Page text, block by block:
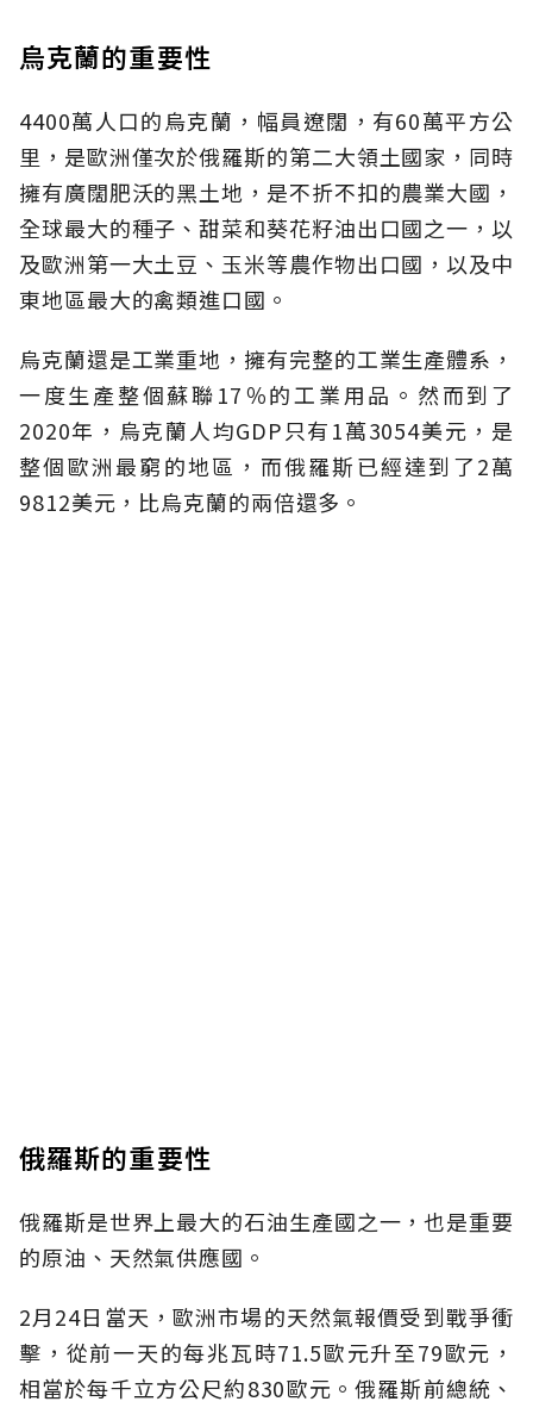
烏克蘭的重要性
4400萬人口的烏克蘭，幅員遼闊，有60萬平方公
里，是歐洲僅次於俄羅斯的第二大領土國家，同時
擁有廣闊肥沃的黑土地，是不折不扣的農業大國，
全球最大的種子、甜菜和葵花籽油出口國之一，以
及歐洲第一大土豆、玉米等農作物出口國，以及中
東地區最大的禽類進口國。
烏克蘭還是工業重地，擁有完整的工業生產體系，
一度生產整個蘇聯17％的工業用品。然而到了
2020年，烏克蘭人均GDP只有1萬3054美元，是
整個歐洲最窮的地區，而俄羅斯已經達到了2萬
9812美元，比烏克蘭的兩倍還多。
俄羅斯的重要性
俄羅斯是世界上最大的石油生產國之一，也是重要
的原油、天然氣供應國。
2月24日當天，歐洲市場的天然氣報價受到戰爭衝
擊，從前一天的每兆瓦時71.5歐元升至79歐元，
相當於每千立方公尺約830歐元。俄羅斯前總統、